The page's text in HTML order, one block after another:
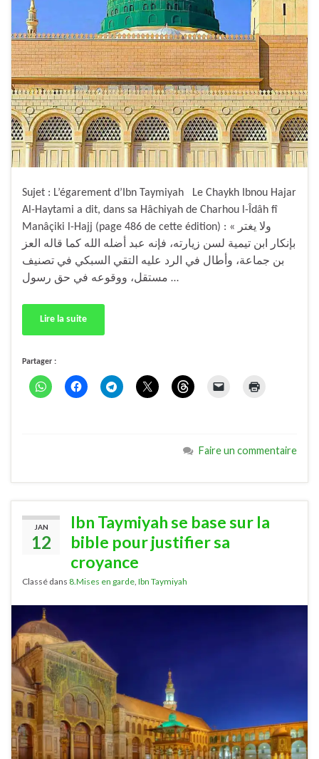
Sujet : L’égarement d’Ibn Taymiyah Le Chaykh Ibnou Hajar
Al-Haytami a dit, dans sa Hâchiyah de Charhou l-Îdâh fî
Manâçiki l-Hajj (page 486 de cette édition) : « ولا يغتر
بإنكار ابن تيمية لسن زيارته، فإنه عبد أضله الله كما قاله العز
بن جماعة، وأطال في الرد عليه التقي السبكي في تصنيف
مستقل، ووقوعه في حق رسول …
Lire la suite
Partager :
Faire un commentaire
JAN
12
Ibn Taymiyah se base sur la
bible pour justifier sa
croyance
Classé dans 8.Mises en garde, Ibn Taymiyah